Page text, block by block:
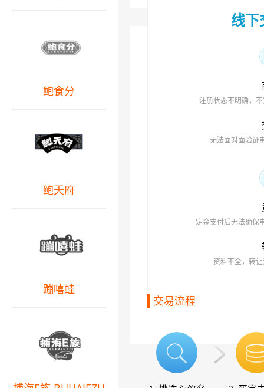
线下
注册状态不明确，
无法面对面验证
定金支付后无法确保
资料不全，转
交易流程
鲍食分
鲍天府
蹦嘻蛙